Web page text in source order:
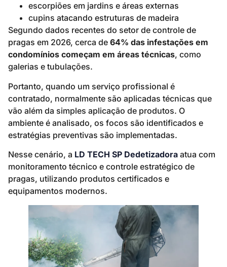
escorpiões em jardins e áreas externas
cupins atacando estruturas de madeira
Segundo dados recentes do setor de controle de
pragas em 2026, cerca de 64% das infestações em
condomínios começam em áreas técnicas, como
galerias e tubulações.
Portanto, quando um serviço profissional é
contratado, normalmente são aplicadas técnicas que
vão além da simples aplicação de produtos. O
ambiente é analisado, os focos são identificados e
estratégias preventivas são implementadas.
Nesse cenário, a LD TECH SP Dedetizadora atua com
monitoramento técnico e controle estratégico de
pragas, utilizando produtos certificados e
equipamentos modernos.